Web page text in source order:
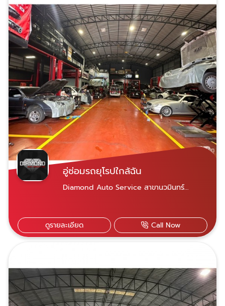
อู่ซ่อมรถยุโรปใกล้ฉัน
Diamond Auto Service สาขานวมินทร์
ครับ
ดูรายละเอียด Call Now